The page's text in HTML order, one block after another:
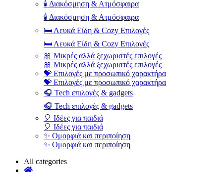
🕯️ Διακόσμηση & Ατμόσφαιρα
🕯️ Διακόσμηση & Ατμόσφαιρα
🛏️ Λευκά Είδη & Cozy Επιλογές
🛏️ Λευκά Είδη & Cozy Επιλογές
🎀 Μικρές αλλά ξεχωριστές επιλογές
🎀 Μικρές αλλά ξεχωριστές επιλογές
💝 Επιλογές με προσωπικό χαρακτήρα
💝 Επιλογές με προσωπικό χαρακτήρα
🎧 Tech επιλογές & gadgets
🎧 Tech επιλογές & gadgets
🎈 Ιδέες για παιδιά
🎈 Ιδέες για παιδιά
✨ Ομορφιά και περιποίηση
✨ Ομορφιά και περιποίηση
All categories